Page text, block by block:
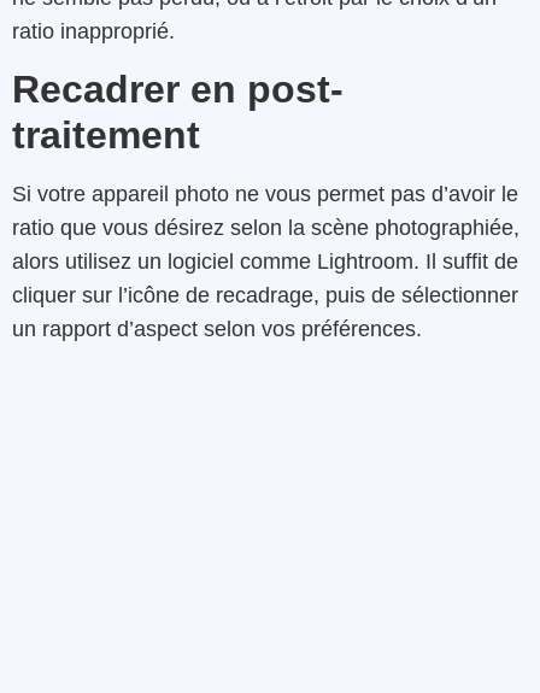
ratio inapproprié.
Recadrer en post-
traitement
Si votre appareil photo ne vous permet pas d’avoir le
ratio que vous désirez selon la scène photographiée,
alors utilisez un logiciel comme Lightroom. Il suffit de
cliquer sur l’icône de recadrage, puis de sélectionner
un rapport d’aspect selon vos préférences.